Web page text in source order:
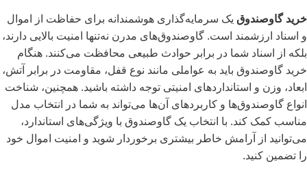
خرید گاوصندوق یک سرمایه‌گذاری هوشمندانه برای حفاظت از اموال
و اسناد ارزشمند است. گاوصندوق‌های مدرن نه‌تنها امنیت بالایی دارند،
بلکه از اسناد شما در برابر حوادث طبیعی محافظت می‌کنند. هنگام
خرید گاوصندوق باید به عواملی مانند نوع قفل، مقاومت در برابر آتش،
ابعاد، وزن و استانداردهای امنیتی توجه داشته باشید. همچنین، شناخت
انواع گاوصندوق‌ها و کاربردهای آن‌ها می‌تواند به شما در انتخاب مدل
مناسب کمک کند. با انتخاب یک گاوصندوق با ویژگی‌های استاندارد،
می‌توانید از آرامش خاطر بیشتری برخوردار شوید و امنیت اموال خود
را تضمین کنید.